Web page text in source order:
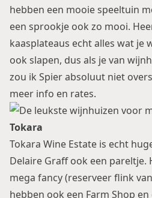
hebben een mooie speeltuin
een sprookje ook zo mooi.
kaasplateaus echt alles wat je
ook slapen, dus als je van
zou ik Spier absoluut niet
meer info en rates.
Tokara
Tokara Wine Estate is echt
Delaire Graff ook een
mega fancy (reserveer flink
hebben ook een Farm Shop